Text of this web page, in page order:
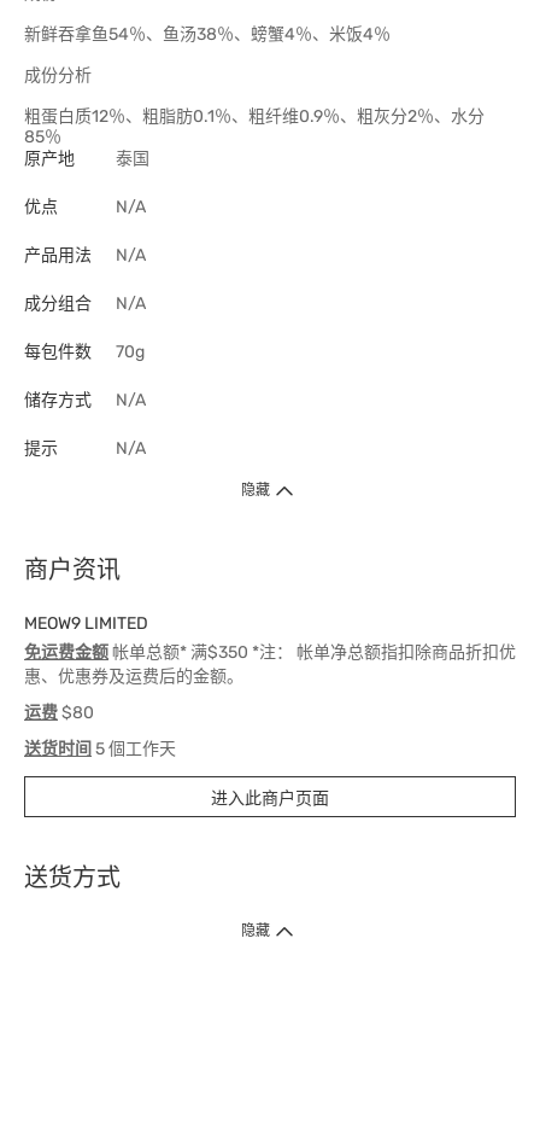
新鲜吞拿鱼54％、鱼汤38％、螃蟹4％、米饭4％
成份分析
粗蛋白质12％、粗脂肪0.1％、粗纤维0.9％、粗灰分2％、水分
85％
原产地
泰国
优点 N/A
产品用法 N/A
成分组合 N/A
每包件数 70g
储存方式 N/A
提示 N/A
隐藏
商户资讯
MEOW9 LIMITED
免运费金额帐单总额* 满$350 *注： 帐单净总额指扣除商品折扣优
惠、优惠券及运费后的金额。
运费$80
送货时间 5 個工作天
进入此商户页面
送货方式
1. 送货到府（受卫生署条例规管产品除外 ）
隐藏